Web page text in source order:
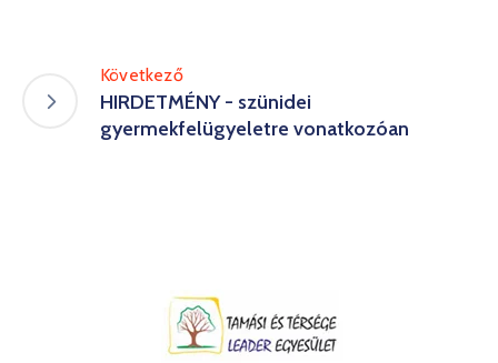
Következő
HIRDETMÉNY - szünidei
gyermekfelügyeletre vonatkozóan